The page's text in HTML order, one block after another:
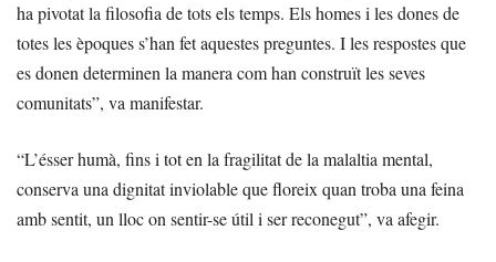
ha pivotat la filosofia de tots els temps. Els homes i les dones de
totes les èpoques s’han fet aquestes preguntes. I les respostes que
es donen determinen la manera com han construït les seves
comunitats”, va manifestar.
“L’ésser humà, fins i tot en la fragilitat de la malaltia mental,
conserva una dignitat inviolable que floreix quan troba una feina
amb sentit, un lloc on sentir-se útil i ser reconegut”, va afegir.